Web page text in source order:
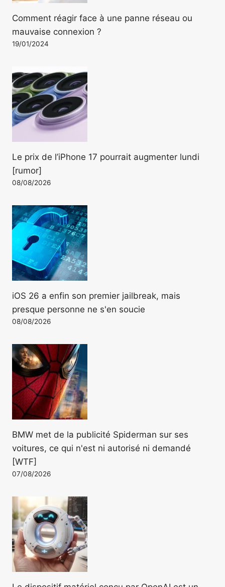
Comment réagir face à une panne réseau ou
mauvaise connexion ?
19/01/2024
Le prix de l’iPhone 17 pourrait augmenter lundi
[rumor]
08/08/2026
iOS 26 a enfin son premier jailbreak, mais
presque personne ne s'en soucie
08/08/2026
BMW met de la publicité Spiderman sur ses
voitures, ce qui n'est ni autorisé ni demandé
[WTF]
07/08/2026